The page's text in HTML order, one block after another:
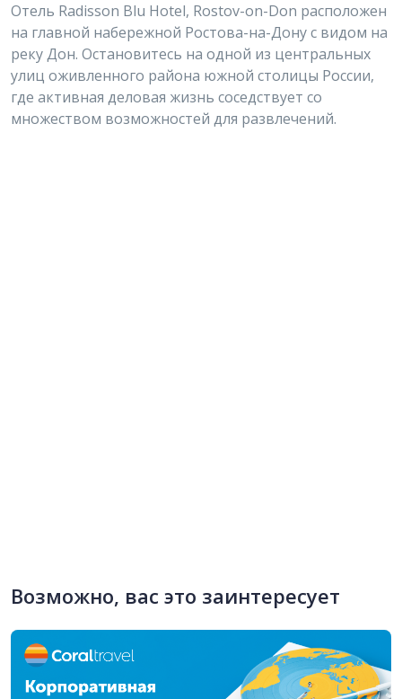
Отель Radisson Blu Hotel, Rostov-on-Don расположен
на главной набережной Ростова-на-Дону с видом на
реку Дон. Остановитесь на одной из центральных
улиц оживленного района южной столицы России,
где активная деловая жизнь соседствует со
множеством возможностей для развлечений.
Возможно, вас это заинтересует